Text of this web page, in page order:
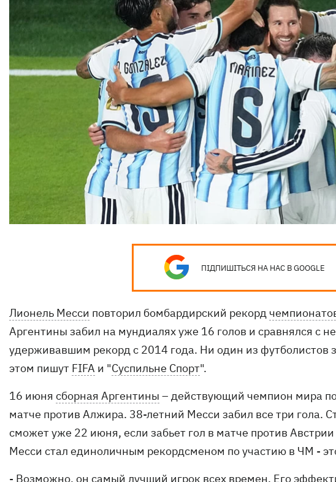
ПІДПИШІТЬСЯ НА НАС В GOOGLE
Лионель Месси повторил бомбардирский рекорд
Аргентины забил на мундиалях уже 16 голов и сравнялся
удерживавшим рекорд с 2014 года. Ни один из
этом пишут FIFA и "Суспильне Спорт".
16 июня сборная Аргентины – действующий чемпион мира
матче против Алжира. 38-летний Месси забил все три гола.
сможет уже 22 июня, если забьет гол в матче против
Месси стал единоличным рекордсменом по участию в ЧМ -
- Возможно, он самый лучший игрок всех времен. Его